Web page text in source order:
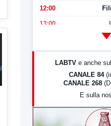
12:00
13:00
LABTV e anche
CANALE 84
CANALE 268
E sulla